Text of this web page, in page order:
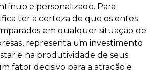
e personalizado. Para
ter a certeza de que os entes
em qualquer situação de
representa um investimento
e na produtividade de seus
fator decisivo para a atração e